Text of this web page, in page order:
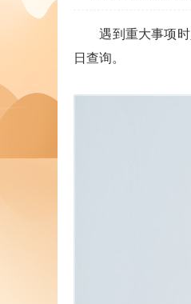
遇到重大事项时
日查询。